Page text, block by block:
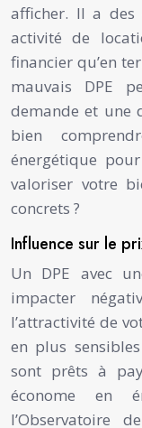
afficher. Il a des
activité de
financier qu’en
mauvais DPE
demande et une
bien
énergétique
valoriser votre
concrets ?
Influence sur le
Un DPE avec
impacter
l’attractivité de
en plus
sont prêts à
économe en
l’Observatoire